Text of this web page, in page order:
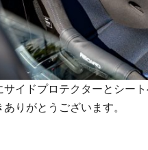
イドプロテクターとシー
りがとうございます。